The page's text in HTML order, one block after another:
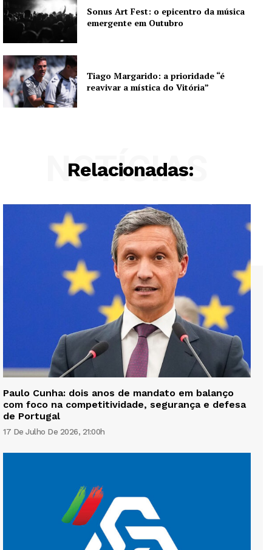
Sonus Art Fest: o epicentro da música
emergente em Outubro
Tiago Margarido: a prioridade “é
reavivar a mística do Vitória”
Relacionadas:
NOTÍCIAS
Paulo Cunha: dois anos de mandato em balanço
com foco na competitividade, segurança e defesa
de Portugal
17 De Julho De 2026, 21:00h